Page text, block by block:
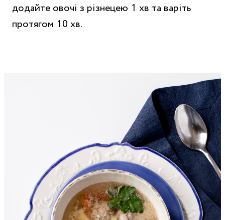
додайте овочі з різнецею 1 хв та варіть
протягом 10 хв.